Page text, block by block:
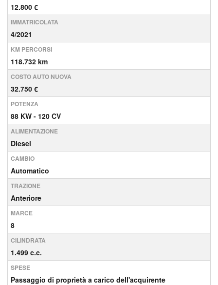
12.800 €
IMMATRICOLATA
4/2021
KM PERCORSI
118.732 km
COSTO AUTO NUOVA
32.750 €
POTENZA
88 KW - 120 CV
ALIMENTAZIONE
Diesel
CAMBIO
Automatico
TRAZIONE
Anteriore
MARCE
8
CILINDRATA
1.499 c.c.
SPESE
Passaggio di proprietà a carico dell'acquirente